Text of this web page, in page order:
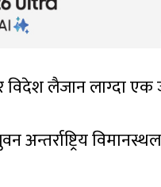
लैजान लाग्दा एक
विमानस्थल